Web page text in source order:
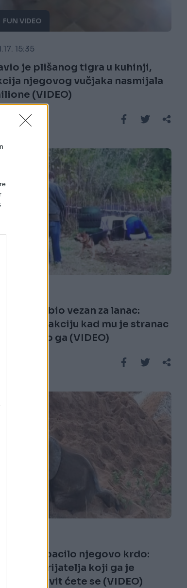
FUN VIDEO
15:35
je plišanog tigra u kuhinji,
njegovog vučjaka nasmijala
(VIDEO)
više
život je bio vezan za lanac:
reakciju kad mu je stranac
i pustio ga (VIDEO)
je odbacilo njegovo krdo:
vidite prijatelja koji ga je
oduševit ćete se (VIDEO)